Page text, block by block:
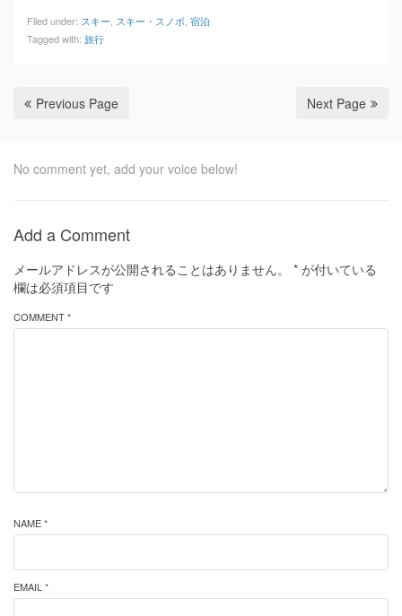
Filed under: スキー スキー・スノボ 宿泊
Tagged with: 旅行
Previous Page Next Page
No comment yet, add your voice below!
Add a Comment
メールアドレスが公開されることはありません。 * が付いている
欄は必須項目です
COMMENT *
NAME *
EMAIL *